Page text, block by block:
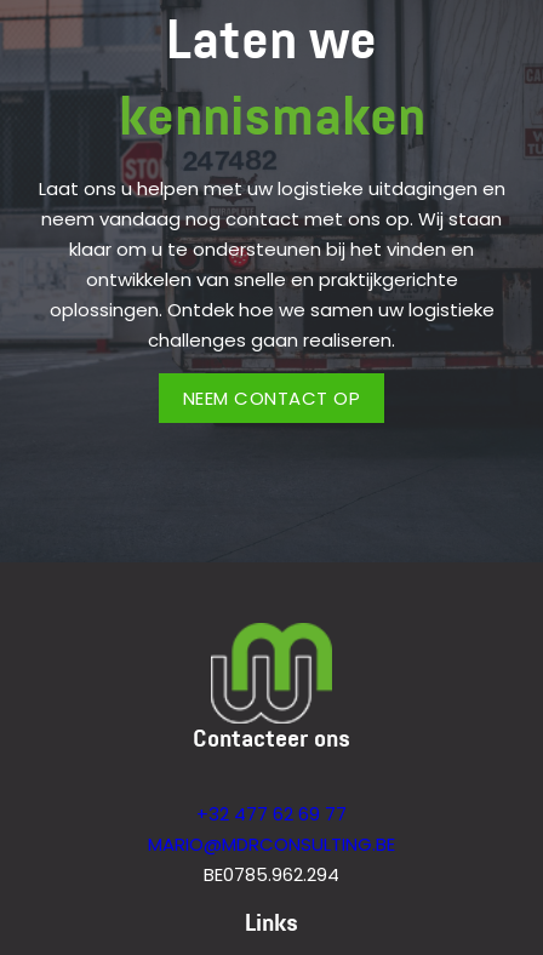
Laten we
kennismaken
Laat ons u helpen met uw logistieke uitdagingen en
neem vandaag nog contact met ons op. Wij staan
klaar om u te ondersteunen bij het vinden en
ontwikkelen van snelle en praktijkgerichte
oplossingen. Ontdek hoe we samen uw logistieke
challenges gaan realiseren.
NEEM CONTACT OP
Contacteer ons
+32 477 62 69 77
MARIO@MDRCONSULTING.BE
BE0785.962.294
Links